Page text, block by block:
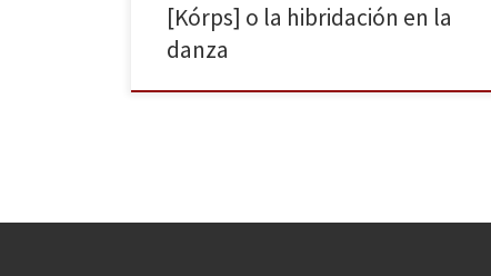
[Kórps] o la hibridación en la
danza